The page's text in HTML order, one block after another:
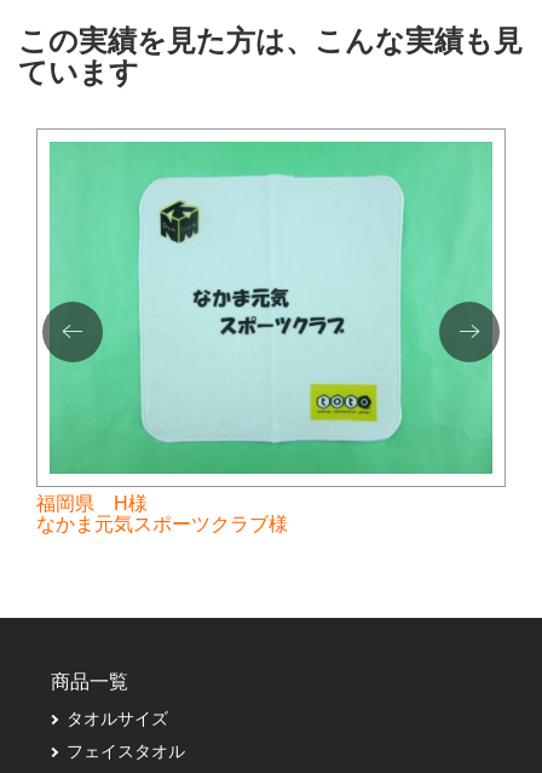
この実績を見た方は、こんな実績も見
ています
福岡県 H様
なかま元気スポーツクラブ様
商品一覧
タオルサイズ
フェイスタオル